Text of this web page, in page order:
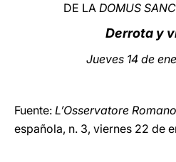
DE LA DOMUS
Derrota y
Jueves 14 de
Fuente: L’Osservatore Romano
española, n. 3, viernes 22 de